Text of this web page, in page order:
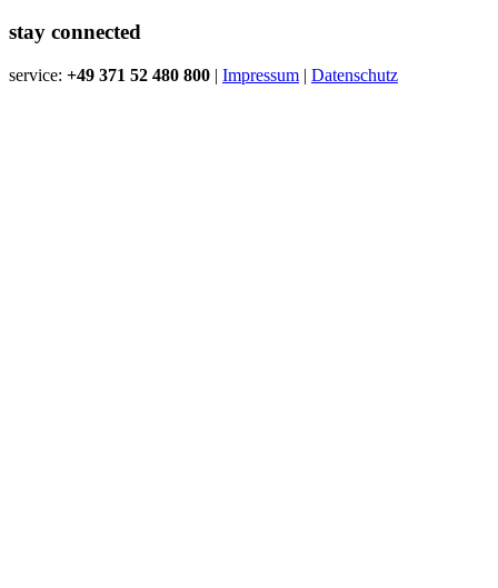
stay connected
service: +49 371 52 480 800 | Impressum | Datenschutz